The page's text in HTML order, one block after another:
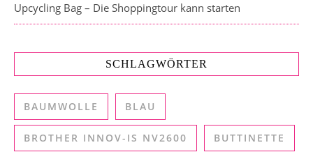
Upcycling Bag – Die Shoppingtour kann starten
SCHLAGWÖRTER
BAUMWOLLE BLAU
BROTHER INNOV-IS NV2600 BUTTINETTE